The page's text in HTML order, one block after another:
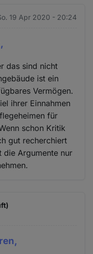
19 Apr 2020 - 20:24
das sind nicht
ist ein
Vermögen.
ihrer Einnahmen
für
schon Kritik
gut recherchiert
die Argumente nur